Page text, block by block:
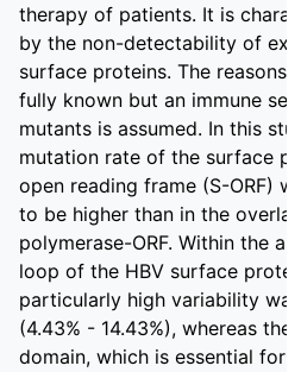
therapy of patients. It is
by the non-detectability of
surface proteins. The reasons
fully known but an immune
mutants is assumed. In this
mutation rate of the surface
open reading frame (S-ORF)
to be higher than in the
polymerase-ORF. Within the
loop of the HBV surface
particularly high variability
(4.43% - 14.43%), whereas the
domain, which is essential for